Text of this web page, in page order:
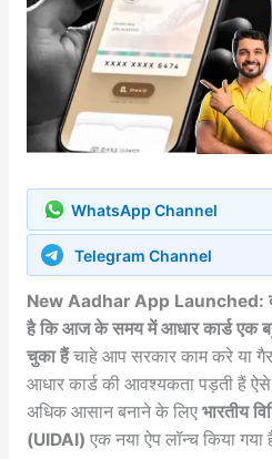
WhatsApp Channel
Telegram Channel
New Aadhar App Launched:
है कि आज के समय में आधार कार्ड एक
चुका हैंचाहे आप सरकार काम करे या
आधार कार्ड की आवश्यकता पड़ती हैं
अधिक आसान बनाने के लिए भारतीय
(UIDAI) एक नया ऐप लॉन्च किया गया